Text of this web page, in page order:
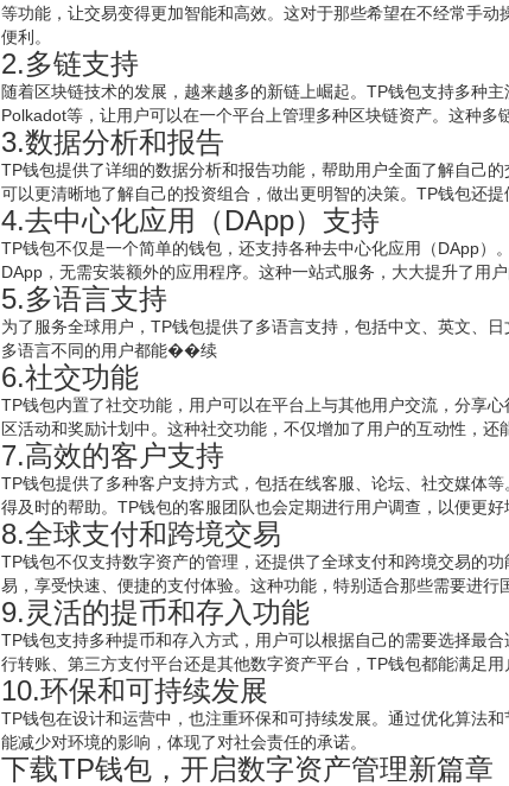
等功能，让交易变得更加智能和高效。这对于那些希望在不经常手
便利。
2.多链支持
随着区块链技术的发展，越来越多的新链上崛起。TP钱包支持多种
Polkadot等，让用户可以在一个平台上管理多种区块链资产。这种多
3.数据分析和报告
TP钱包提供了详细的数据分析和报告功能，帮助用户全面了解自己
可以更清晰地了解自己的投资组合，做出更明智的决策。TP钱包还
4.去中心化应用（DApp）支持
TP钱包不仅是一个简单的钱包，还支持各种去中心化应用（DApp）
DApp，无需安装额外的应用程序。这种一站式服务，大大提升了用户
5.多语言支持
为了服务全球用户，TP钱包提供了多语言支持，包括中文、英文、
多语言不同的用户都能��续
6.社交功能
TP钱包内置了社交功能，用户可以在平台上与其他用户交流，分享
区活动和奖励计划中。这种社交功能，不仅增加了用户的互动性，还
7.高效的客户支持
TP钱包提供了多种客户支持方式，包括在线客服、论坛、社交媒体
得及时的帮助。TP钱包的客服团队也会定期进行用户调查，以便更好
8.全球支付和跨境交易
TP钱包不仅支持数字资产的管理，还提供了全球支付和跨境交易的
易，享受快速、便捷的支付体验。这种功能，特别适合那些需要进行
9.灵活的提币和存入功能
TP钱包支持多种提币和存入方式，用户可以根据自己的需要选择最
行转账、第三方支付平台还是其他数字资产平台，TP钱包都能满足用
10.环保和可持续发展
TP钱包在设计和运营中，也注重环保和可持续发展。通过优化算法
能减少对环境的影响，体现了对社会责任的承诺。
下载TP钱包，开启数字资产管理新篇章